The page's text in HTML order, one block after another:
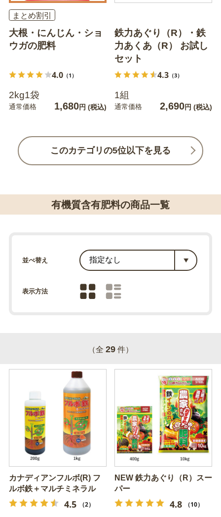
まとめ割引
大根・にんじん・ショ
ウガの肥料
4.0（1）
2kg1袋
通常価格 1,680円 (税込)
鉄力あぐり（R）・鉄
力あくあ（R） お試し
セット
4.3（3）
1組
通常価格 2,690円 (税込)
このカテゴリの5位以下を見る
有機質含有肥料の商品一覧
並べ替え
表示方法
（全 29 件）
カナディアンフルボ(R) フ
ルボ鉄＋マルチミネラル
4.5 （2）
NEW 鉄力あぐり（R）スー
パー
4.8 （10）